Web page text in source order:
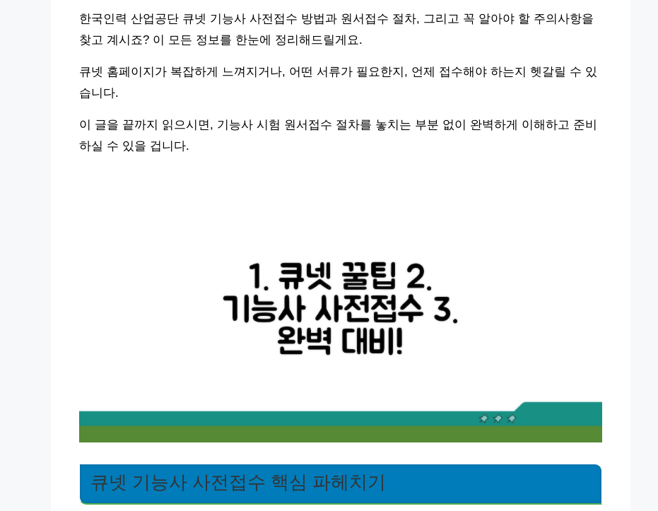
한국인력 산업공단 큐넷 기능사 사전접수 방법과 원서접수 절차, 그리고 꼭 알아야 할 주의사항을
찾고 계시죠? 이 모든 정보를 한눈에 정리해드릴게요.
큐넷 홈페이지가 복잡하게 느껴지거나, 어떤 서류가 필요한지, 언제 접수해야 하는지 헷갈릴 수 있
습니다.
이 글을 끝까지 읽으시면, 기능사 시험 원서접수 절차를 놓치는 부분 없이 완벽하게 이해하고 준비
하실 수 있을 겁니다.
큐넷 기능사 사전접수 핵심 파헤치기